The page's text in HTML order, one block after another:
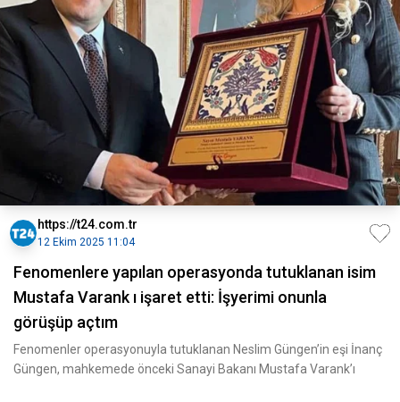
https://t24.com.tr
12 Ekim 2025 11:04
Fenomenlere yapılan operasyonda tutuklanan isim
Mustafa Varank ı işaret etti: İşyerimi onunla
görüşüp açtım
Fenomenler operasyonuyla tutuklanan Neslim Güngen’in eşi İnanç
Güngen, mahkemede önceki Sanayi Bakanı Mustafa Varank’ı